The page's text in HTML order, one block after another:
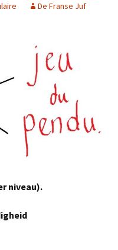
De Franse Juf
niveau).